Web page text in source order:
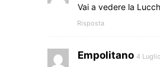
Vai a vedere la
Risposta
Empolitano 4